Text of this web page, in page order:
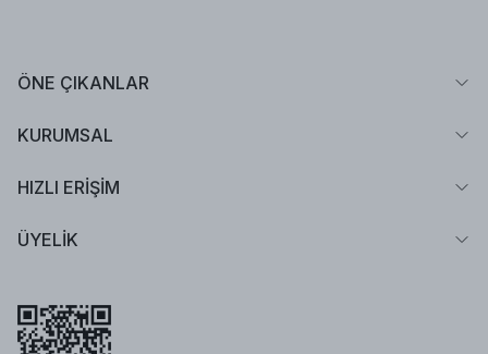
ÖNE ÇIKANLAR
KURUMSAL
HIZLI ERİŞİM
ÜYELİK